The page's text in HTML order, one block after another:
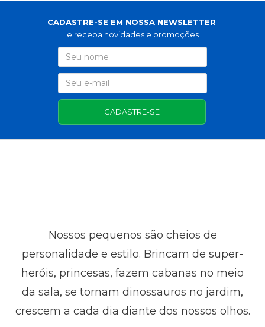
CADASTRE-SE EM NOSSA NEWSLETTER
e receba novidades e promoções
CADASTRE-SE
Nossos pequenos são cheios de
personalidade e estilo. Brincam de super-
heróis, princesas, fazem cabanas no meio
da sala, se tornam dinossauros no jardim,
crescem a cada dia diante dos nossos olhos.